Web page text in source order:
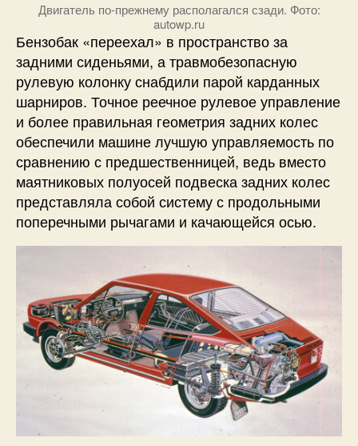
Двигатель по-прежнему располагался сзади. Фото:
autowp.ru
Бензобак «переехал» в пространство за
задними сиденьями, а травмобезопасную
рулевую колонку снабдили парой карданных
шарниров. Точное реечное рулевое управление
и более правильная геометрия задних колес
обеспечили машине лучшую управляемость по
сравнению с предшественницей, ведь вместо
маятниковых полуосей подвеска задних колес
представляла собой систему с продольными
поперечными рычагами и качающейся осью.